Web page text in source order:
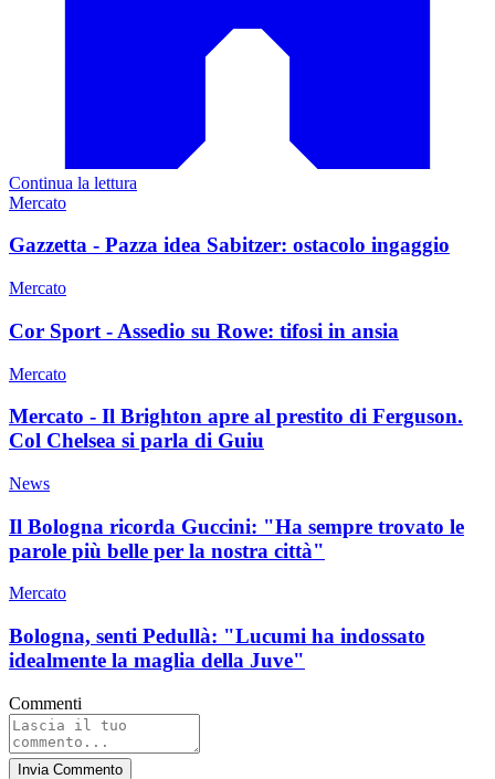
Continua la lettura
Mercato
Gazzetta - Pazza idea Sabitzer: ostacolo ingaggio
Mercato
Cor Sport - Assedio su Rowe: tifosi in ansia
Mercato
Mercato - Il Brighton apre al prestito di Ferguson.
Col Chelsea si parla di Guiu
News
Il Bologna ricorda Guccini: "Ha sempre trovato le
parole più belle per la nostra città"
Mercato
Bologna, senti Pedullà: "Lucumi ha indossato
idealmente la maglia della Juve"
Commenti
Invia Commento